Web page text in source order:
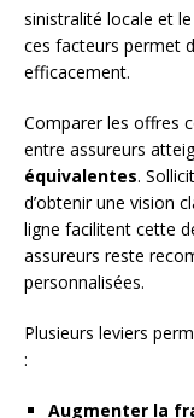
sinistralité locale et
ces facteurs permet
efficacement.
Comparer les offres
entre assureurs
équivalentes.
d’obtenir une vision
ligne facilitent cette
assureurs reste
personnalisées.
Plusieurs leviers
:
Augmenter la